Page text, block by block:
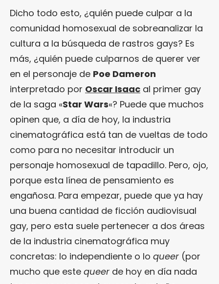
Dicho todo esto, ¿quién puede culpar a la
comunidad homosexual de sobreanalizar la
cultura a la búsqueda de rastros gays? Es
más, ¿quién puede culparnos de querer ver
en el personaje de Poe Dameron
interpretado por Oscar Isaac al primer gay
de la saga «Star Wars«? Puede que muchos
opinen que, a día de hoy, la industria
cinematográfica está tan de vueltas de todo
como para no necesitar introducir un
personaje homosexual de tapadillo. Pero, ojo,
porque esta línea de pensamiento es
engañosa. Para empezar, puede que ya hay
una buena cantidad de ficción audiovisual
gay, pero esta suele pertenecer a dos áreas
de la industria cinematográfica muy
concretas: lo independiente o lo queer (por
mucho que este queer de hoy en día nada